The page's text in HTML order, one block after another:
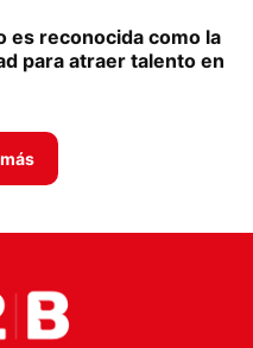
es reconocida como la
para atraer talento en